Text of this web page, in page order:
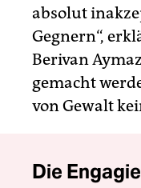
absolut
Gegnern“,
Berivan
gemacht
von Gewalt
Die